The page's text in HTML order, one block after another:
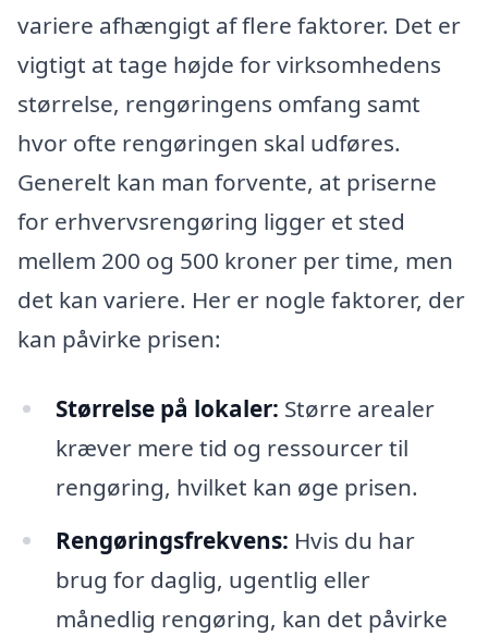
variere afhængigt af flere faktorer. Det er
vigtigt at tage højde for virksomhedens
størrelse, rengøringens omfang samt
hvor ofte rengøringen skal udføres.
Generelt kan man forvente, at priserne
for erhvervsrengøring ligger et sted
mellem 200 og 500 kroner per time, men
det kan variere. Her er nogle faktorer, der
kan påvirke prisen:
Størrelse på lokaler: Større arealer
kræver mere tid og ressourcer til
rengøring, hvilket kan øge prisen.
Rengøringsfrekvens: Hvis du har
brug for daglig, ugentlig eller
månedlig rengøring, kan det påvirke